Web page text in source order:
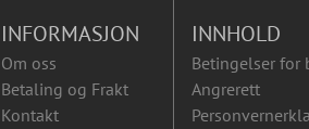
INFORMASJON
Om oss
Betaling og Frakt
Kontakt
INNHOLD
Betingelser for
Angrerett